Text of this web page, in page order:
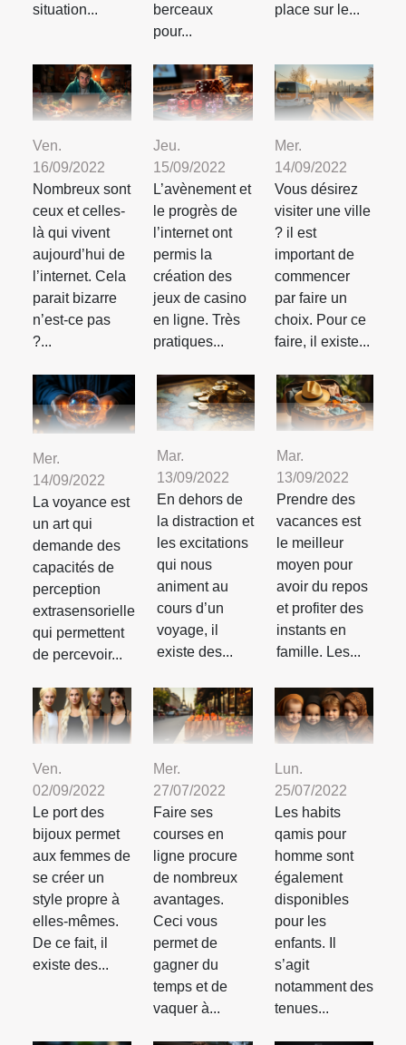
situation...
berceaux
pour...
place sur le...
Ven.
16/09/2022
Nombreux sont
ceux et celles-
là qui vivent
aujourd’hui de
l’internet. Cela
parait bizarre
n’est-ce pas
?...
Jeu.
15/09/2022
L’avènement et
le progrès de
l’internet ont
permis la
création des
jeux de casino
en ligne. Très
pratiques...
Mer.
14/09/2022
Vous désirez
visiter une ville
? il est
important de
commencer
par faire un
choix. Pour ce
faire, il existe...
Mer.
14/09/2022
La voyance est
un art qui
demande des
capacités de
perception
extrasensorielle
qui permettent
de percevoir...
Mar.
13/09/2022
En dehors de
la distraction et
les excitations
qui nous
animent au
cours d’un
voyage, il
existe des...
Mar.
13/09/2022
Prendre des
vacances est
le meilleur
moyen pour
avoir du repos
et profiter des
instants en
famille. Les...
Ven.
02/09/2022
Le port des
bijoux permet
aux femmes de
se créer un
style propre à
elles-mêmes.
De ce fait, il
existe des...
Mer.
27/07/2022
Faire ses
courses en
ligne procure
de nombreux
avantages.
Ceci vous
permet de
gagner du
temps et de
vaquer à...
Lun.
25/07/2022
Les habits
qamis pour
homme sont
également
disponibles
pour les
enfants. Il
s’agit
notamment des
tenues...